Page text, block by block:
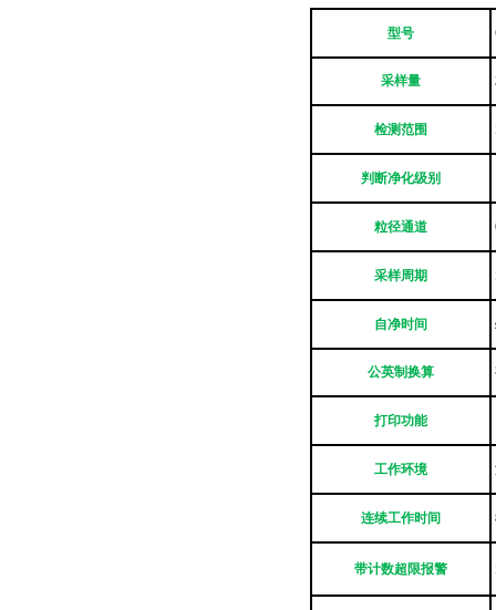
型号
采样量
检测范围
判断净化级别
粒径通道
采样周期
自净时间
公英制换算
打印功能
工作环境
连续工作时间
带计数超限报警